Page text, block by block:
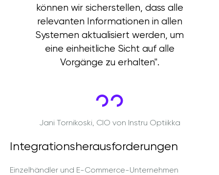
können wir sicherstellen, dass alle
relevanten Informationen in allen
Systemen aktualisiert werden, um
eine einheitliche Sicht auf alle
Vorgänge zu erhalten".
Jani Tornikoski, CIO von Instru Optiikka
Integrationsherausforderungen
Einzelhändler und E-Commerce-Unternehmen